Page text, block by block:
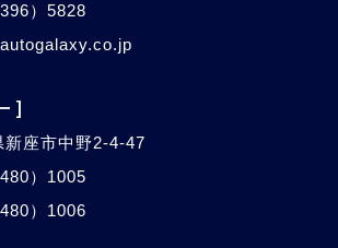
）5828
]
新座市中野2-4-47
）1005
）1006